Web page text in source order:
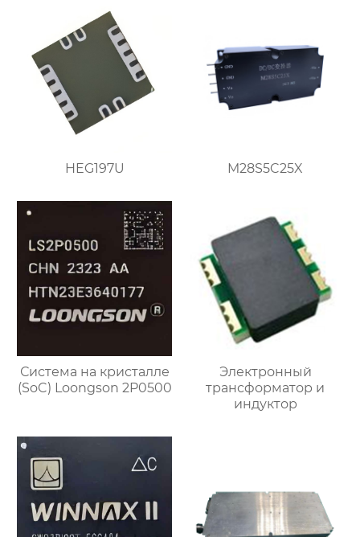
HEG197U M28S5C25X
Система на кристалле
(SoC) Loongson 2P0500
Электронный
трансформатор и
индуктор